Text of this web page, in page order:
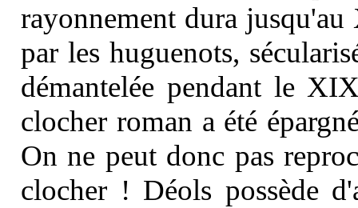
rayonnement dura
par les huguenots,
démantelée pendant le
clocher roman a été
On ne peut donc pas
clocher ! Déols possède